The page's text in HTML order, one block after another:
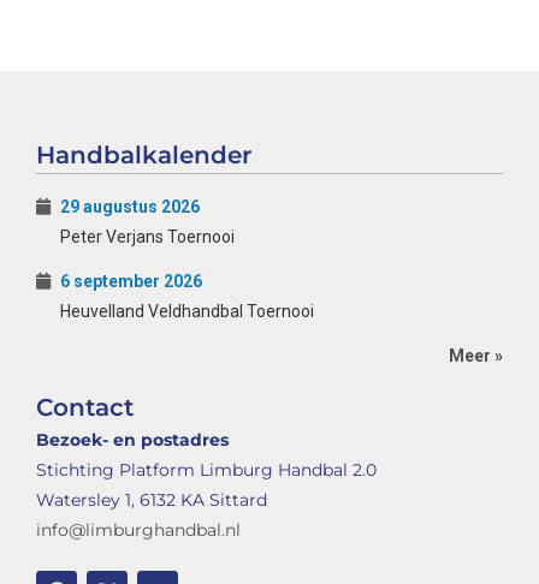
Handbalkalender
29 augustus 2026
Peter Verjans Toernooi
6 september 2026
Heuvelland Veldhandbal Toernooi
Meer »
Contact
Bezoek- en postadres
Stichting Platform Limburg Handbal 2.0
Watersley 1, 6132 KA Sittard
info@limburghandbal.nl